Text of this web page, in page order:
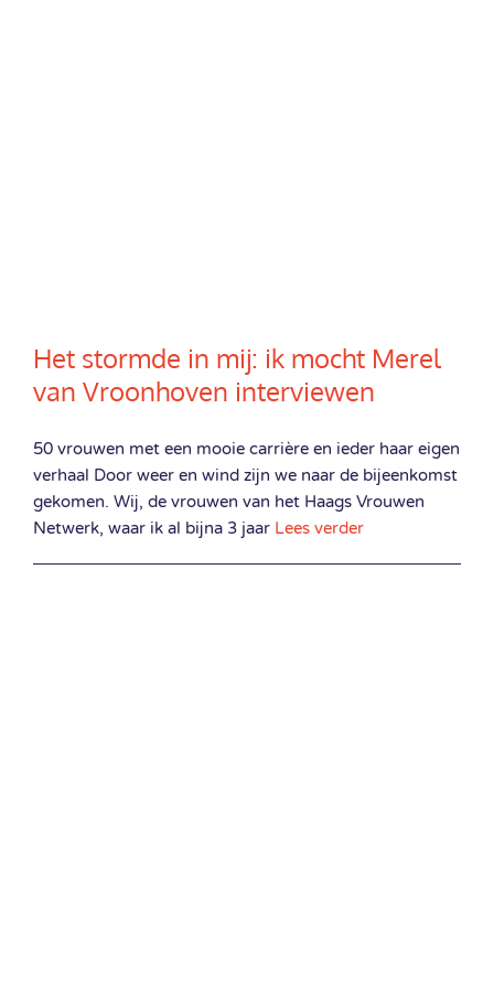
Het stormde in mij: ik mocht Merel
van Vroonhoven interviewen
50 vrouwen met een mooie carrière en ieder haar eigen
verhaal Door weer en wind zijn we naar de bijeenkomst
gekomen. Wij, de vrouwen van het Haags Vrouwen
Netwerk, waar ik al bijna 3 jaar Lees verder